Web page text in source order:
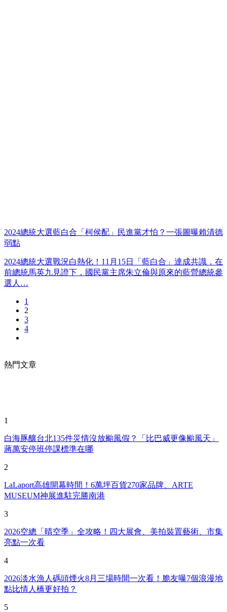
2024總統大選藍白合「柯侯配」民進黨才怕？一張圖曝賴清德
弱點
2024總統大選戰況白熱化！11月15日「藍白合」達成共識，在
前總統馬英九見證下，國民黨主席朱立倫與原來的藍營總統參
選人…
1
2
3
4
熱門文章
1
白海豚釀台北135件災情沒放颱風假？「比巴威更像颱風天」
蔣萬安停班停課標準在哪
2
LaLaport高雄開幕時間！6萬坪百貨270家品牌、ARTE
MUSEUM神展進駐完勝南港
3
2026空總「晴空季」全攻略！四大展會、美拍裝置藝術、市集
亮點一次看
4
2026淡水漁人碼頭煙火8月三場時間一次看！脆友曝7個浪漫地
點比情人橋更好拍？
5